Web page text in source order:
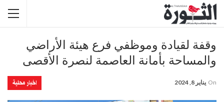
وقفة لقيادة وموظفي فرع هيئة الأراضي
والمساحة بأمانة العاصمة لنصرة الأقصى
اخبار محلية On يناير 8, 2024